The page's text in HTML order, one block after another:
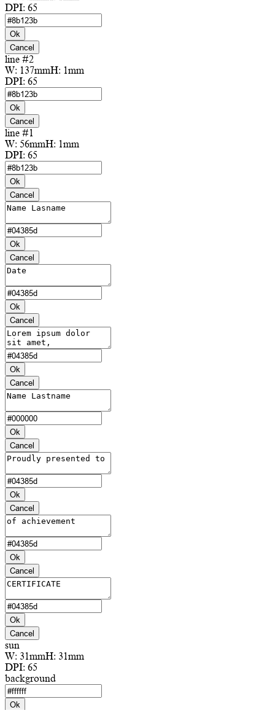
DPI: 65
Ok
Cancel
line #2
W: 137mmH: 1mm
DPI: 65
Ok
Cancel
line #1
W: 56mmH: 1mm
DPI: 65
Ok
Cancel
Ok
Cancel
Ok
Cancel
Ok
Cancel
Ok
Cancel
Ok
Cancel
Ok
Cancel
Ok
Cancel
sun
W: 31mmH: 31mm
DPI: 65
background
Ok